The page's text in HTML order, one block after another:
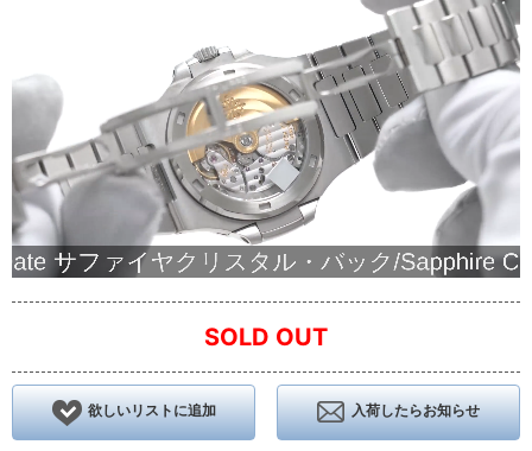
SOLD OUT
欲しいリストに追加 入荷したらお知らせ